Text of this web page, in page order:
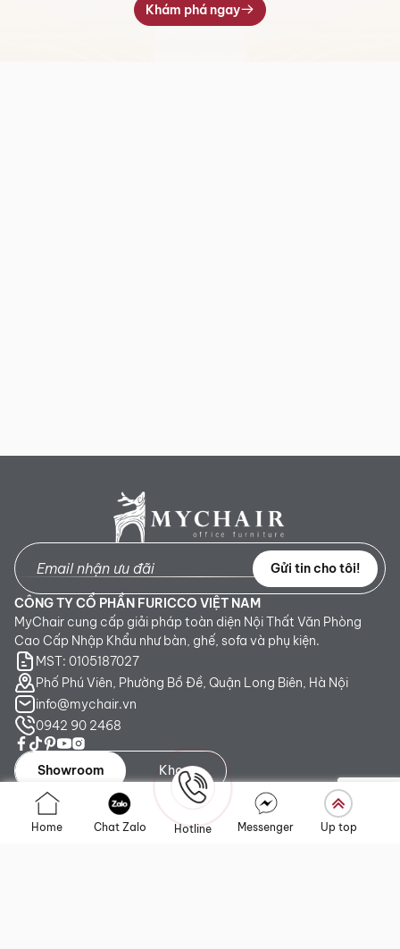
Khám phá ngay
Gửi tin cho tôi!
CÔNG TY CỔ PHẦN FURICCO VIỆT NAM
MyChair cung cấp giải pháp toàn diện Nội Thất Văn Phòng
Cao Cấp Nhập Khẩu như bàn, ghế, sofa và phụ kiện.
MST: 0105187027
Phố Phú Viên, Phường Bồ Đề, Quận Long Biên, Hà Nội
info@mychair.vn
0942 90 2468
Showroom Kho
Showroom TP. HCM:
Số 345 - 347 Trần Phú, phường An
Home Chat Zalo Hotline Messenger Up top